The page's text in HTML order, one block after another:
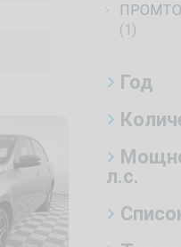
(1)
Год
л.с.